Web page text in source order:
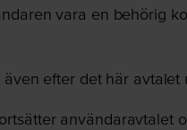
vara en behörig
efter det här avtalet
användaravtalet